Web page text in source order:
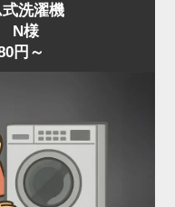
洗濯機
N様
円～